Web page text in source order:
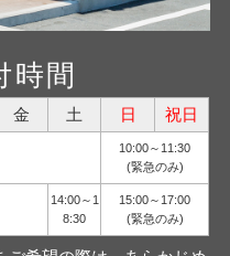
時間
金 土 日
祝日
10:00～11:30
(緊急のみ)
14:00～1
8:30
15:00～17:00
(緊急のみ)